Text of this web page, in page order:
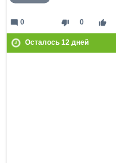
thumb_down 0 thumb_up
mode_comment 0
Осталось 12дней